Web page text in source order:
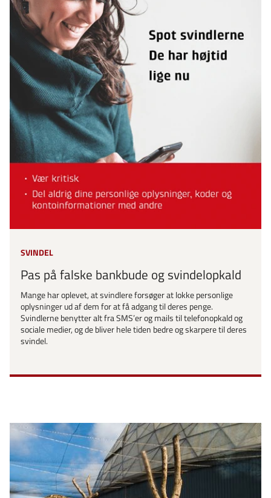
SVINDEL
Pas på falske bankbude og svindelopkald
Mange har oplevet, at svindlere forsøger at lokke personlige
oplysninger ud af dem for at få adgang til deres penge.
Svindlerne benytter alt fra SMS’er og mails til telefonopkald og
sociale medier, og de bliver hele tiden bedre og skarpere til deres
svindel.